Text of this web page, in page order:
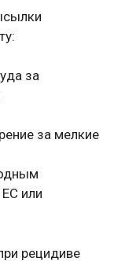
за
за мелкие
или
рецидиве